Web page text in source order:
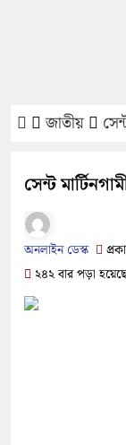
জাতীয়
সেন্ট
অনলাইন ডেস্ক
২৪২ বার পড়া হয়েছে